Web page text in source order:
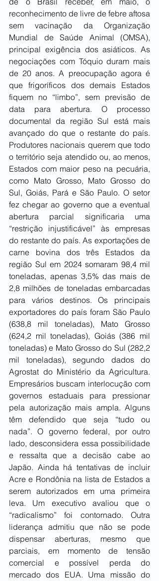
reconhecimento de livre de febre aftosa
sem vacinação da Organização
Mundial de Saúde Animal (OMSA),
principal exigência dos asiáticos. As
negociações com Tóquio duram mais
de 20 anos. A preocupação agora é
que frigoríficos dos demais Estados
fiquem no “limbo”, sem previsão de
data para abertura. O processo
documental da região Sul está mais
avançado do que o restante do país.
Produtores nacionais querem que todo
o território seja atendido ou, ao menos,
Estados com maior peso na pecuária,
como Mato Grosso, Mato Grosso do
Sul, Goiás, Pará e São Paulo. O setor
fez chegar ao governo que a eventual
abertura parcial significaria uma
“restrição injustificável” às empresas
do restante do país. As exportações de
carne bovina dos três Estados da
região Sul em 2024 somaram 98,4 mil
toneladas, apenas 3,5% das mais de
2,8 milhões de toneladas embarcadas
para vários destinos. Os principais
exportadores do país foram São Paulo
(638,8 mil toneladas), Mato Grosso
(624,2 mil toneladas), Goiás (386 mil
toneladas) e Mato Grosso do Sul (282,2
mil toneladas), segundo dados do
Agrostat do Ministério da Agricultura.
Empresários buscam interlocução com
governos estaduais para pressionar
pela autorização mais ampla. Alguns
têm defendido que seja “tudo ou
nada”. O governo federal, por outro
lado, desconsidera essa possibilidade
e ressalta que a decisão cabe ao
Japão. Ainda há tentativas de incluir
Acre e Rondônia na lista de Estados a
serem autorizados em uma primeira
leva. Um executivo avaliou que o
“radicalismo” foi contornado. Outra
liderança admitiu que não se pode
dispensar aberturas, mesmo que
parciais, em momento de tensão
comercial e possível perda do
mercado dos EUA. Uma missão do